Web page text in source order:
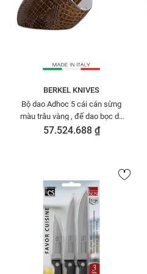
BERKEL KNIVES
Bộ dao Adhoc 5 cái cán sừng
màu trâu vàng , đế dao bọc da
cá sấu màu đồng BERKEL
57.524.688 ₫